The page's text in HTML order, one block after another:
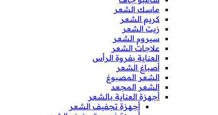
ماسك الشعر
كريم الشعر
زيت الشعر
سيروم الشعر
علاجات الشعر
العناية بفروة الرأس
أصباغ الشعر
الشعر المصبوغ
الشعر المجعد
أجهزة العناية بالشعر
أجهزة تجفيف الشعر